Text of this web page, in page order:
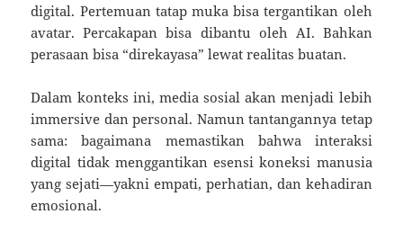
digital. Pertemuan tatap muka bisa tergantikan oleh
avatar. Percakapan bisa dibantu oleh AI. Bahkan
perasaan bisa “direkayasa” lewat realitas buatan.
Dalam konteks ini, media sosial akan menjadi lebih
immersive dan personal. Namun tantangannya tetap
sama: bagaimana memastikan bahwa interaksi
digital tidak menggantikan esensi koneksi manusia
yang sejati—yakni empati, perhatian, dan kehadiran
emosional.